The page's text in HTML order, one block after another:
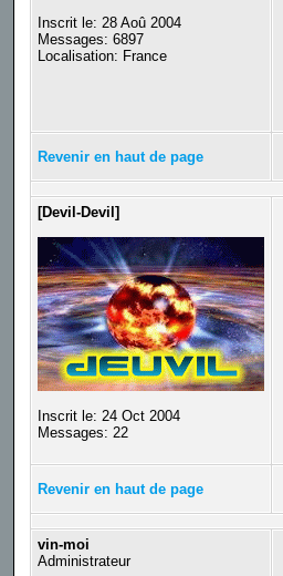
Inscrit le: 28 Aoû 2004
Messages: 6897
Localisation: France
Revenir en haut de page
[Devil-Devil]
Inscrit le: 24 Oct 2004
Messages: 22
Revenir en haut de page
vin-moi
Administrateur